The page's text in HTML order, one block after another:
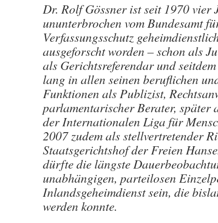
Dr. Rolf Gössner ist seit 1970 vier
ununterbrochen vom Bundesamt
Verfassungsschutz
ausgeforscht worden – schon als
als Gerichtsreferendar und
lang in allen seinen beruflichen
Funktionen als Publizist,
parlamentarischer Berater, später
der Internationalen Liga für
2007 zudem als stellvertretender
Staatsgerichtshof der Freien
dürfte die längste
unabhängigen, parteilosen
Inlandsgeheimdienst sein, die
werden konnte.